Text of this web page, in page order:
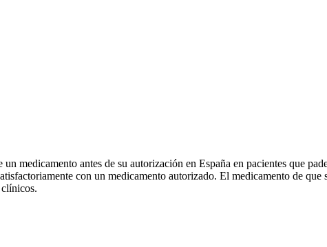
medicamento antes de su autorización en España en pacientes que
con un medicamento autorizado. El medicamento de